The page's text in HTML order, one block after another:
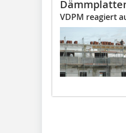
VDPM reagiert